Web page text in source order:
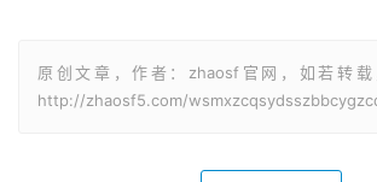
原创文章，作者：zhaosf官网，如若转载
http://zhaosf5.com/